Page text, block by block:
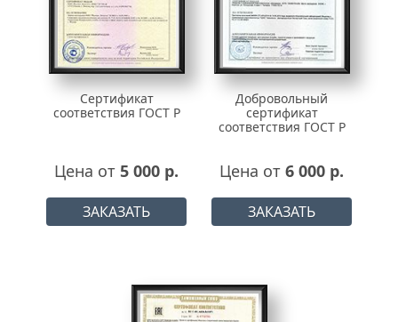
Сертификат
соответствия ГОСТ Р
Цена от 5 000 р.
ЗАКАЗАТЬ
Добровольный
сертификат
соответствия ГОСТ Р
Цена от 6 000 р.
ЗАКАЗАТЬ